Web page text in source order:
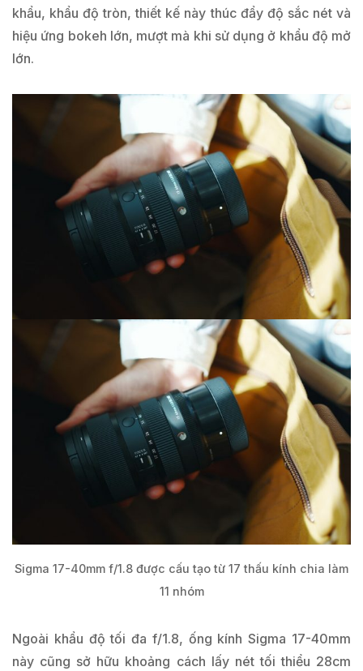
khẩu, khẩu độ tròn, thiết kế này thúc đẩy độ sắc nét và
hiệu ứng bokeh lớn, mượt mà khi sử dụng ở khẩu độ mở
lớn.
Sigma 17-40mm f/1.8 được cấu tạo từ 17 thấu kính chia làm
11 nhóm
Ngoài khẩu độ tối đa f/1.8, ống kính Sigma 17-40mm
này cũng sở hữu khoảng cách lấy nét tối thiểu 28cm